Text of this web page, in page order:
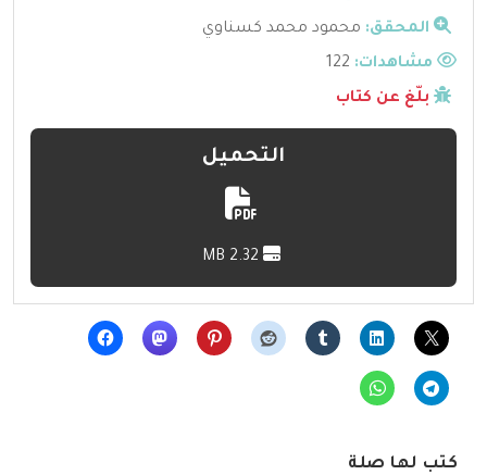
المحقق: محمود محمد كسناوي
مشاهدات:
بلّغ عن كتاب
التحميل
كتب لها صلة